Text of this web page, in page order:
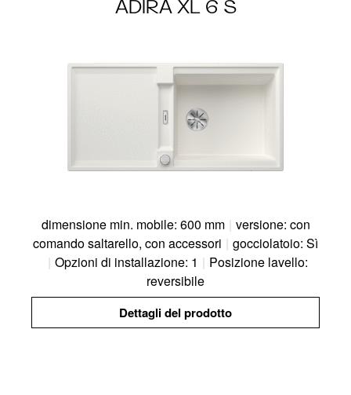
ADIRA XL 6 S
dimensione min. mobile: 600 mm | versione: con
comando saltarello, con accessori | gocciolatoio: Sì
| Opzioni di installazione: 1 | Posizione lavello:
reversibile
Dettagli del prodotto